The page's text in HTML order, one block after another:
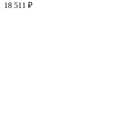
18 511 ₽